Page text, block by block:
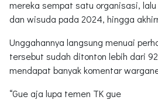
mereka sempat satu organisasi,
dan wisuda pada 2024, hingga
Unggahannya langsung menuai
tersebut sudah ditonton lebih dari
mendapat banyak komentar
“Gue aja lupa temen TK gue